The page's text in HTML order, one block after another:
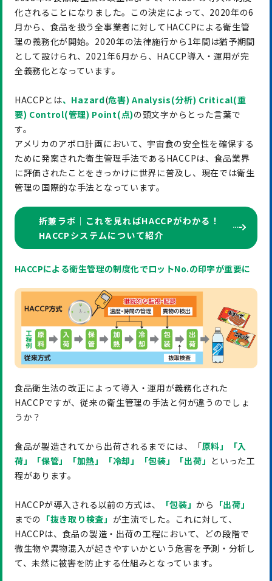
化されることになりました。この決定によって、2020年の6
月から、食品を扱う全事業者に対してHACCPによる衛生管
理の義務化が開始。2020年の法律施行から1年間は猶予期間
として設けられ、2021年6月から、HACCP導入・運用が完
全義務化となっています。
HACCPとは、Hazard(危害) Analysis(分析) Critical(重
要) Control(管理) Point(点)の頭文字からとった言葉で
す。
アメリカのアポロ計画において、宇宙食の安全性を確保する
ために発案された衛生管理手法であるHACCPは、食品業界
に評価されたことをきっかけに世界に普及し、現在では衛生
管理の国際的な手法となっています。
折兼ラボ｜これを見ればHACCPがわかる！
HACCPシステムについて紹介
HACCPによる衛生管理の制度化でロットNo.の印字が重要に
食品衛生法の改正によって導入・運用が義務化された
HACCPですが、従来の衛生管理の手法と何が違うのでしょ
うか？
食品が製造されてから出荷されるまでには、「原料」「入
荷」「保管」「加熱」「冷却」「包装」「出荷」 といった工
程があります。
HACCPが導入される以前の方式は、 「包装」から 「出荷」
までの 「抜き取り検査」 が主流でした。これに対して、
HACCPは、食品の製造・出荷の工程において、どの段階で
微生物や異物混入が起きやすいかという危害を予測・分析し
て、未然に被害を防止する仕組みとなっています。